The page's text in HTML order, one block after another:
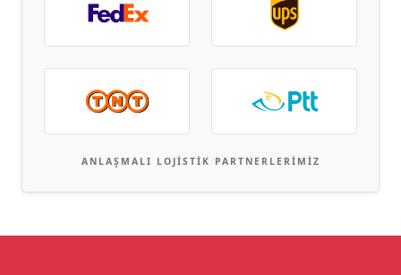
ANLAŞMALI LOJISTIK PARTNERLERIMIZ